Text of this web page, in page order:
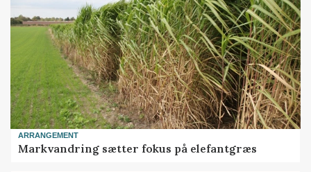
ARRANGEMENT
Markvandring sætter fokus på elefantgræs